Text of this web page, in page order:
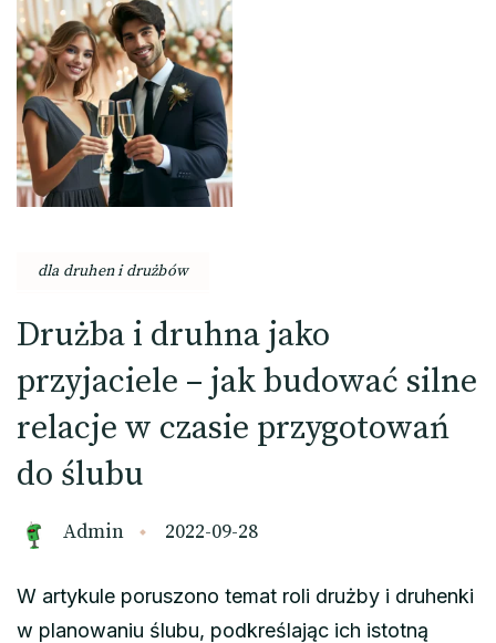
dla druhen i drużbów
Drużba i druhna jako
przyjaciele – jak budować silne
relacje w czasie przygotowań
do ślubu
Admin 2022-09-28
W artykule poruszono temat roli drużby i druhenki
w planowaniu ślubu, podkreślając ich istotną